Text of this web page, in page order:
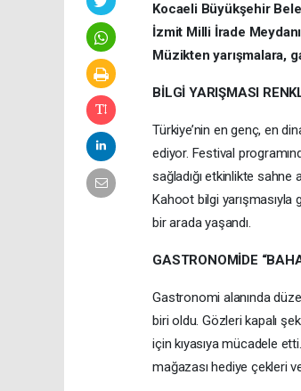
Kocaeli Büyükşehir
İzmit Milli İrade
Müzikten yarışmalara,
BİLGİ YARIŞMASI
Türkiye’nin en genç, en
ediyor. Festival
sağladığı etkinlikte sahne
Kahoot bilgi yarışmasıyla
bir arada yaşandı.
GASTRONOMİDE
Gastronomi alanında
biri oldu. Gözleri kapalı
için kıyasıya mücadele
mağazası hediye çekleri